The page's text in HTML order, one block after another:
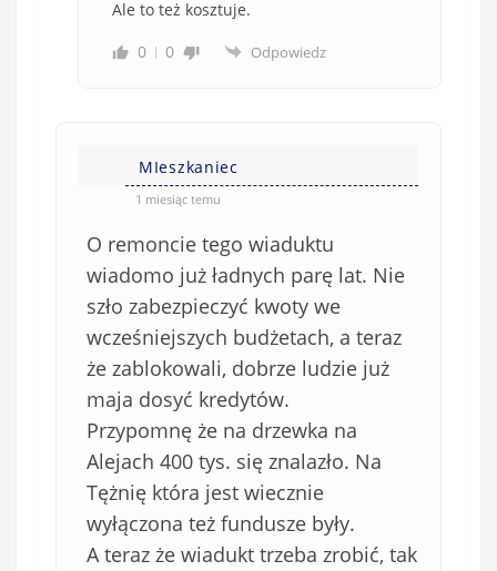
Ale to też kosztuje.
0
0 Odpowiedz
MIeszkaniec
1 miesiąc temu
O remoncie tego wiaduktu
wiadomo już ładnych parę lat. Nie
szło zabezpieczyć kwoty we
wcześniejszych budżetach, a teraz
że zablokowali, dobrze ludzie już
maja dosyć kredytów.
Przypomnę że na drzewka na
Alejach 400 tys. się znalazło. Na
Tężnię która jest wiecznie
wyłączona też fundusze były.
A teraz że wiadukt trzeba zrobić, tak